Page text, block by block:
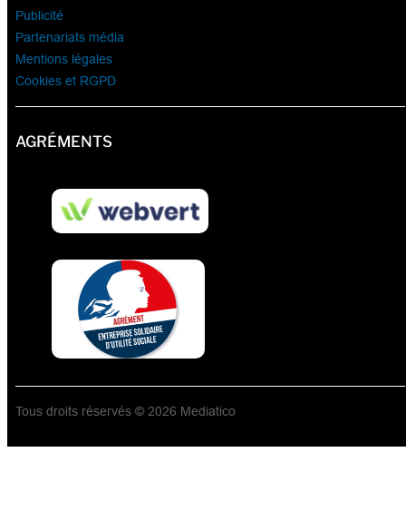
Publicité
Partenariats média
Mentions légales
Cookies et RGPD
AGRÉMENTS
Tous droits réservés © 2026 Mediatico